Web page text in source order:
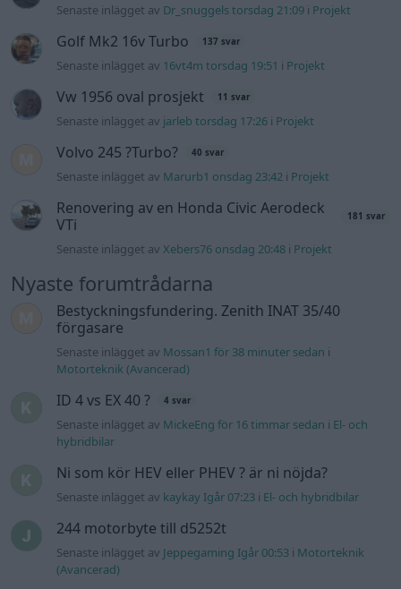
Senaste inlägget av Dr_snuggels torsdag 21:09 i Projekt
Golf Mk2 16v Turbo 137 svar
Senaste inlägget av 16vt4m torsdag 19:51 i Projekt
Vw 1956 oval prosjekt 11 svar
Senaste inlägget av jarleb torsdag 17:26 i Projekt
Volvo 245 ?Turbo? 40 svar
Senaste inlägget av Marurb1 onsdag 23:42 i Projekt
Renovering av en Honda Civic Aerodeck
VTi
181 svar
Senaste inlägget avXebers76 onsdag 20:48 i Projekt
Nyaste forumtrådarna
Bestyckningsfundering. Zenith INAT 35/40
förgasare
Senaste inlägget av Mossan1 för 38 minuter sedan i
Motorteknik (Avancerad)
ID 4 vs EX 40 ? 4 svar
Senaste inlägget av MickeEng för 16 timmar sedan i El- och
hybridbilar
Ni som kör HEV eller PHEV ? är ni nöjda?
Senaste inlägget av kaykay Igår 07:23 i El- och hybridbilar
244 motorbyte till d5252t
Senaste inlägget av Jeppegaming Igår 00:53 i Motorteknik
(Avancerad)